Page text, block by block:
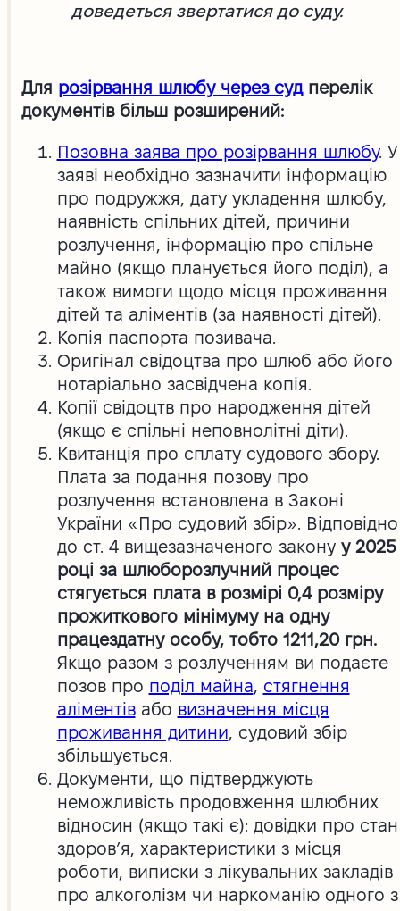
доведеться звертатися до суду.
Для розірвання шлюбу через судперелік
документів більш розширений:
Позовна заява про розірвання шлюбу. У
заяві необхідно зазначити інформацію
про подружжя, дату укладення шлюбу,
наявність спільних дітей, причини
розлучення, інформацію про спільне
майно (якщо планується його поділ), а
також вимоги щодо місця проживання
дітей та аліментів (за наявності дітей).
Копія паспорта позивача.
Оригінал свідоцтва про шлюб або його
нотаріально засвідчена копія.
Копії свідоцтв про народження дітей
(якщо є спільні неповнолітні діти).
Квитанція про сплату судового збору.
Плата за подання позову про
розлучення встановлена в Законі
України «Про судовий збір». Відповідно
до ст. 4 вищезазначеного закону у 2025
році за шлюборозлучний процес
стягується плата в розмірі 0,4 розміру
прожиткового мінімуму на одну
працездатну особу, тобто 1211,20 грн.
Якщо разом з розлученням ви подаєте
позов про поділ майна, стягнення
аліментівабо визначення місця
проживання дитини, судовий збір
збільшується.
Документи, що підтверджують
неможливість продовження шлюбних
відносин (якщо такі є): довідки про стан
здоров’я, характеристики з місця
роботи, виписки з лікувальних закладів
про алкоголізм чи наркоманію одного з